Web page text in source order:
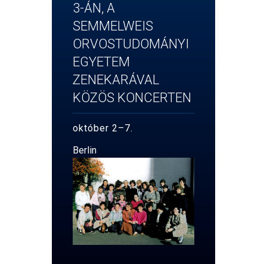
3-ÁN, A
SEMMELWEIS
ORVOSTUDOMÁNYI
EGYETEM
ZENEKARÁVAL
KÖZÖS KONCERTEN
október 2–7.
Berlin